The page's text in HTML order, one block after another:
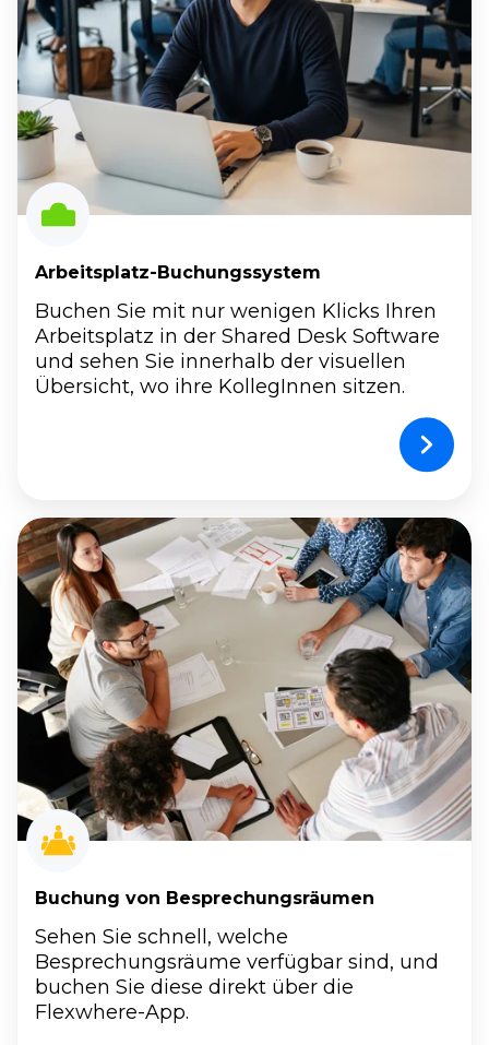
Arbeitsplatz-Buchungssystem
Buchen Sie mit nur wenigen Klicks Ihren
Arbeitsplatz in der Shared Desk Software
und sehen Sie innerhalb der visuellen
Übersicht, wo ihre KollegInnen sitzen.
Buchung
von
Besprechungsräumen
Buchung von Besprechungsräumen
Sehen Sie schnell, welche
Besprechungsräume verfügbar sind, und
buchen Sie diese direkt über die
Flexwhere-App.